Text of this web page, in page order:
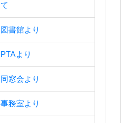
て
図書館より
PTAより
同窓会より
事務室より